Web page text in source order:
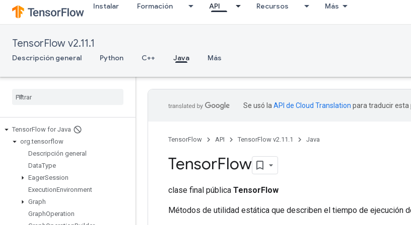
Instalar Formación API Recursos Más
TensorFlow v2.11.1
Descripción general Python C++ Java Más
TensorFlow for Java
org.tensorflow
Descripción general
DataType
EagerSession
ExecutionEnvironment
Graph
GraphOperation
Se usó la API de Cloud Translation para traducir esta
TensorFlow API TensorFlow v2.11.1 Java
TensorFlow
clase final pública TensorFlow
Métodos de utilidad estática que describen el tiempo de ejecución